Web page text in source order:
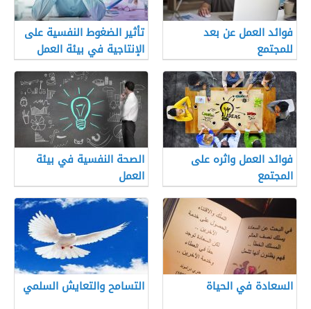
فوائد العمل عن بعد
للمجتمع
تأثير الضغوط النفسية على
الإنتاجية في بيئة العمل
فوائد العمل واثره على
المجتمع
الصحة النفسية في بيئة
العمل
السعادة في الحياة التسامح والتعايش السلمي